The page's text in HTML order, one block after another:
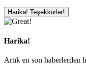
Harika! Teşekkürler!
Harika!
Artık en son haberlerden